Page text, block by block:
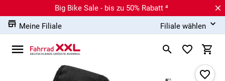
Big Bike Sale - bis zu 50% Rabatt ⁴
Meine Filiale
Filiale wählen